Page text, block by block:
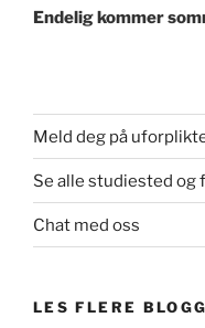
innlegg
Endelig kommer
Meld deg på
Se alle studiested og
Chat med oss
LES FLERE